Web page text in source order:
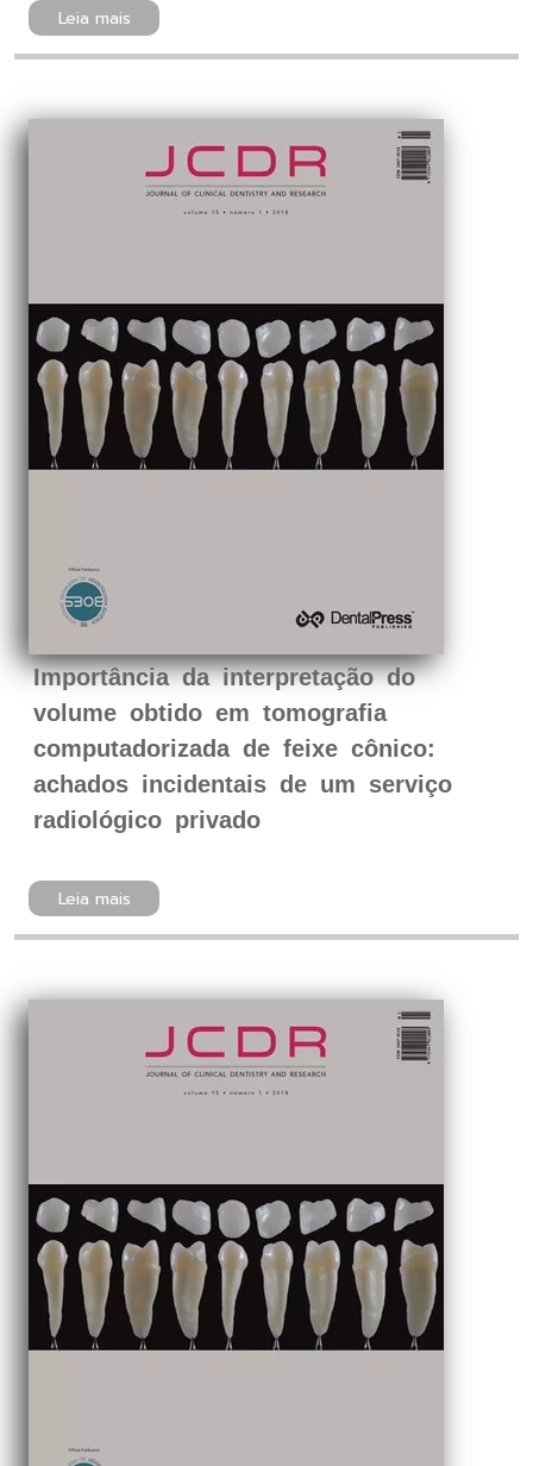
Leia mais
Importância da interpretação do
volume obtido em tomografia
computadorizada de feixe cônico:
achados incidentais de um serviço
radiológico privado
Leia mais